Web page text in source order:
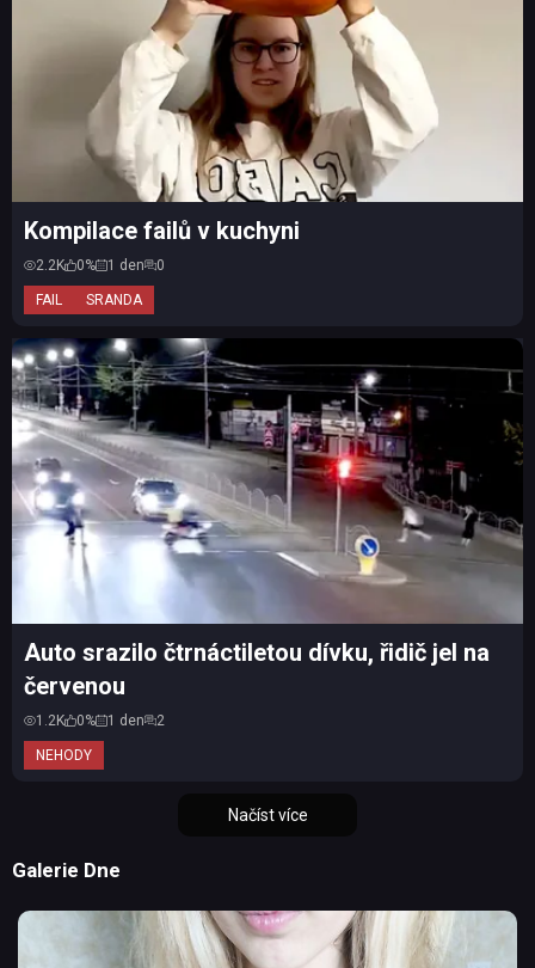
FAIL SRANDA
Kompilace failů v kuchyni
2.2K 0% 1 den 0
NEHODY
Auto srazilo čtrnáctiletou dívku, řidič jel na
červenou
1.2K 0% 1 den 2
Načíst více
Galerie Dne